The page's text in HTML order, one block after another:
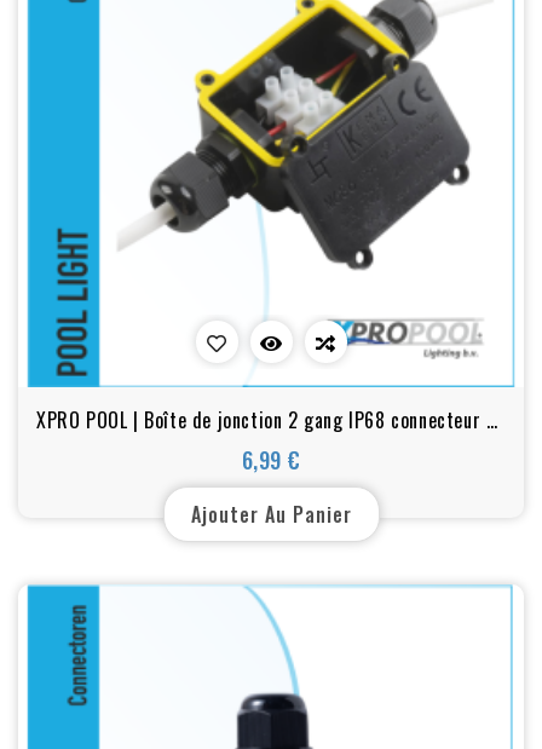
XPRO POOL | Boîte de jonction 2 gang IP68 connecteur de
câble étanche noir
6,99 €
Prix
Ajouter Au Panier